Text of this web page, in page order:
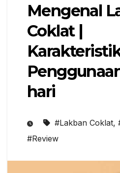
Mengenal
Coklat |
hari
#Lakban Coklat,
#Review